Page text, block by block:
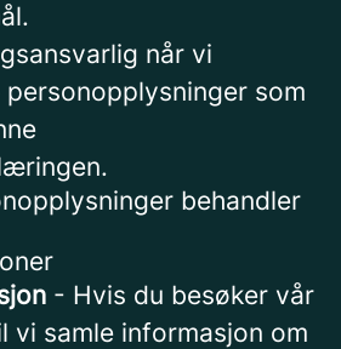
når vi
personopplysninger som
behandler
- Hvis du besøker vår
vi samle informasjon om